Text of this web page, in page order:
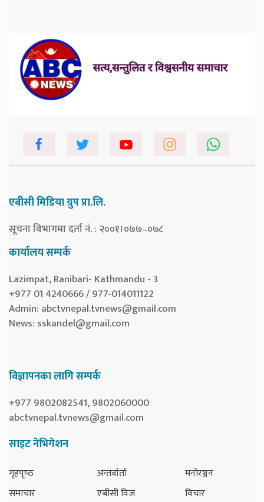
एबीसी मिडिया ग्रुप प्रा.लि.
सूचना विभागमा दर्ता नं. : २००१।०७७–०७८
कार्यालय सम्पर्क
Lazimpat, Ranibari- Kathmandu - 3
+977 01 4240666 / 977-014011122
Admin: abctvnepal.tvnews@gmail.com
News: sskandel@gmail.com
विज्ञापनका लागि सम्पर्क
+977 9802082541, 9802060000
abctvnepal.tvnews@gmail.com
साइट नेभिगेशन
गृहपृष्‍ठ
समाचार
अन्तर्वार्ता
एबीसी विज
मनोरञ्जन
विचार